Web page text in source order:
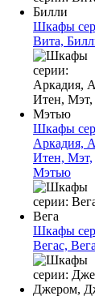
Шкафы
Вита,
Шкафы
Аркадия,
Итен, Мэт,
Мэтью
Шкафы
Вегас, Вега